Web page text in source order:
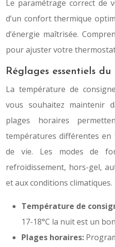
Le paramétrage correct de
d’un confort thermique
d’énergie maîtrisée.
pour ajuster votre
Réglages essentiels
La température de
vous souhaitez maintenir
plages horaires
températures différentes
de vie. Les modes de
refroidissement, hors-gel,
et aux conditions climatiques.
Température de
17-18°C la nuit est un
Plages horaires: